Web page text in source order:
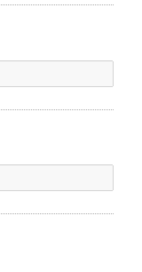
広告を提供する
）に掲げる場合
提供することは
場合には、電
提供させてい